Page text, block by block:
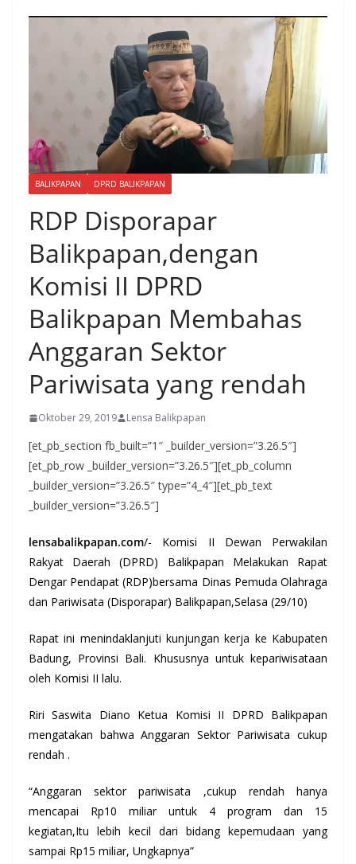
BALIKPAPAN DPRD BALIKPAPAN
RDP Disporapar
Balikpapan,dengan
Komisi II DPRD
Balikpapan Membahas
Anggaran Sektor
Pariwisata yang rendah
Oktober 29, 2019 Lensa Balikpapan
[et_pb_section fb_built=”1″ _builder_version=”3.26.5″]
[et_pb_row _builder_version=”3.26.5″][et_pb_column
_builder_version=”3.26.5″ type=”4_4″][et_pb_text
_builder_version=”3.26.5″]
lensabalikpapan.com/- Komisi II Dewan Perwakilan
Rakyat Daerah (DPRD) Balikpapan Melakukan Rapat
Dengar Pendapat (RDP)bersama Dinas Pemuda Olahraga
dan Pariwisata (Disporapar) Balikpapan,Selasa (29/10)
Rapat ini menindaklanjuti kunjungan kerja ke Kabupaten
Badung, Provinsi Bali. Khususnya untuk kepariwisataan
oleh Komisi II lalu.
Riri Saswita Diano Ketua Komisi II DPRD Balikpapan
mengatakan bahwa Anggaran Sektor Pariwisata cukup
rendah .
“Anggaran sektor pariwisata ,cukup rendah hanya
mencapai Rp10 miliar untuk 4 program dan 15
kegiatan,Itu lebih kecil dari bidang kepemudaan yang
sampai Rp15 miliar, Ungkapnya”